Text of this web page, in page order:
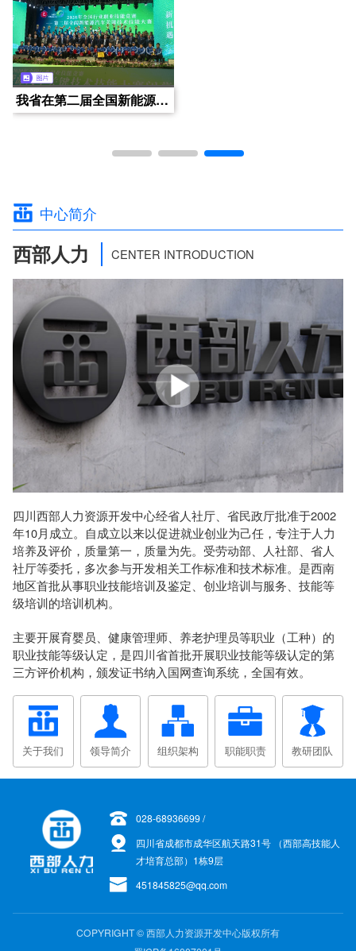
我省在第二届全国新能源汽车关键技术技能大赛上再创佳绩
四川西部人力资源开发中心2024年技能人才评价（日常）工作快讯（2024年12月第3周）
哺恩养老护理中心 四川华新现代职业学院领导一行莅临中心指导交流
中心简介
西部人力 CENTER INTRODUCTION
四川西部人力资源开发中心经省人社厅、省民政厅批准于2002
年10月成立。自成立以来以促进就业创业为己任，专注于人力
培养及评价，质量第一，质量为先。受劳动部、人社部、省人
社厅等委托，多次参与开发相关工作标准和技术标准。是西南
地区首批从事职业技能培训及鉴定、创业培训与服务、技能等
级培训的培训机构。
主要开展育婴员、健康管理师、养老护理员等职业（工种）的
职业技能等级认定，是四川省首批开展职业技能等级认定的第
三方评价机构，颁发证书纳入国网查询系统，全国有效。
关于我们 领导简介 组织架构 职能职责 教研团队
028-68936699 /
四川省成都市成华区航天路31号 （西部高技能人
才培育总部）1栋9层
451845825@qq.com
COPYRIGHT © 西部人力资源开发中心版权所有